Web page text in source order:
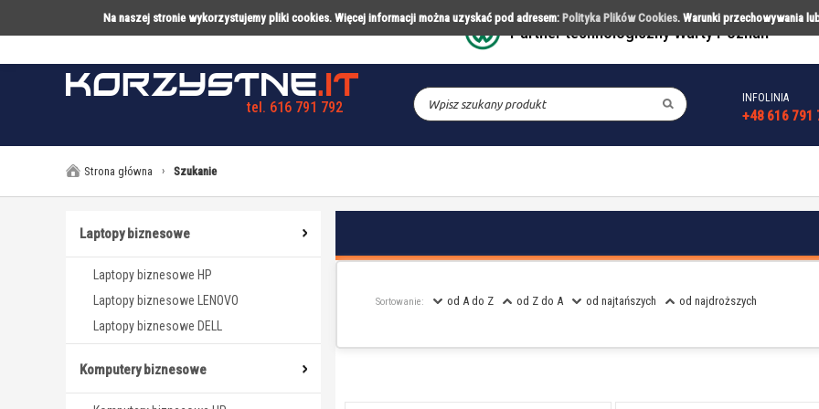
Na naszej stronie wykorzystujemy pliki cookies. Więcej informacji można uzyskać pod adresem: Polityka Plików Cookies. Warunki przechowywania
Partner technologiczny Warty Poznań
tel. 616 791 792
INFOLINIA
+48 616 791
DESKTOPY AKCESORIA
Strona główna › Szukanie
Laptopy biznesowe
Laptopy biznesowe HP
Laptopy biznesowe LENOVO
Laptopy biznesowe DELL
Komputery biznesowe
Sortowanie: od A do Z od Z do A od najtańszych od najdroższych